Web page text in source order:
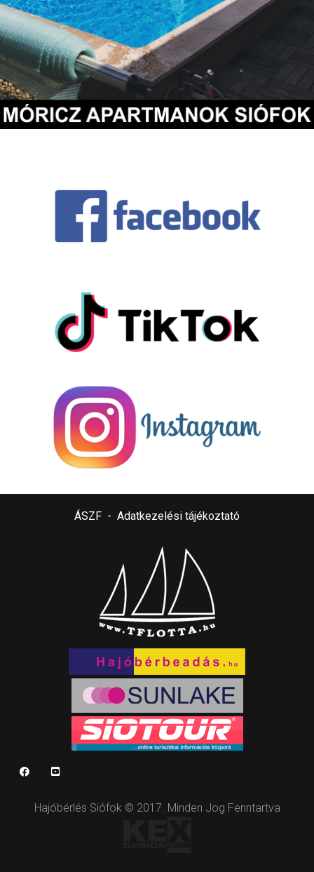
ÁSZF - Adatkezelési tájékoztató
Hajóbérlés Siófok © 2017. Minden Jog Fenntartva